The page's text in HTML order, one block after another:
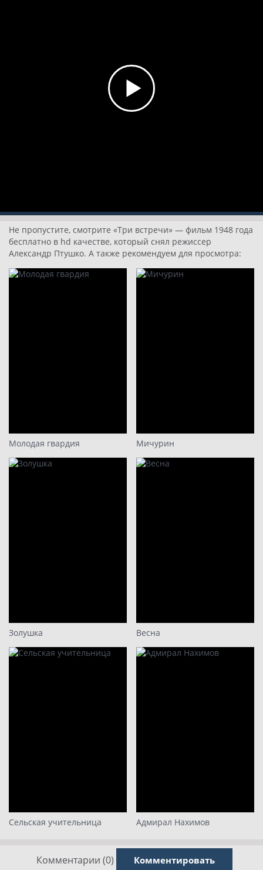
Не пропустите, смотрите «Три встречи» — фильм 1948 года
бесплатно в hd качестве, который снял режиссер
Александр Птушко. А также рекомендуем для просмотра:
Молодая гвардия Мичурин
Золушка Весна
Сельская учительница Адмирал Нахимов
Комментарии (0) Комментировать